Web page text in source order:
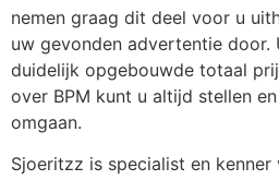
nemen graag dit deel voor u
uw gevonden advertentie door.
duidelijk opgebouwde totaal
over BPM kunt u altijd stellen
omgaan.
Sjoeritzz is specialist en